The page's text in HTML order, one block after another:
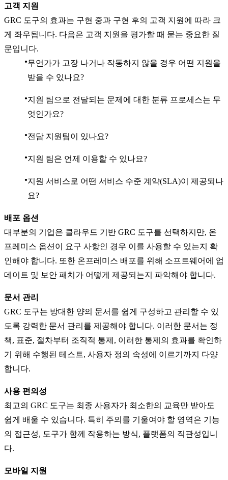
고객 지원
GRC 도구의 효과는 구현 중과 구현 후의 고객 지원에 따라 크
게 좌우됩니다. 다음은 고객 지원을 평가할 때 묻는 중요한 질
문입니다.
무언가가 고장 나거나 작동하지 않을 경우 어떤 지원을
받을 수 있나요?
지원 팀으로 전달되는 문제에 대한 분류 프로세스는 무
엇인가요?
전담 지원팀이 있나요?
지원 팀은 언제 이용할 수 있나요?
지원 서비스로 어떤 서비스 수준 계약(SLA)이 제공되나
요?
배포 옵션
대부분의 기업은 클라우드 기반 GRC 도구를 선택하지만, 온
프레미스 옵션이 요구 사항인 경우 이를 사용할 수 있는지 확
인해야 합니다. 또한 온프레미스 배포를 위해 소프트웨어에 업
데이트 및 보안 패치가 어떻게 제공되는지 파악해야 합니다.
문서 관리
GRC 도구는 방대한 양의 문서를 쉽게 구성하고 관리할 수 있
도록 강력한 문서 관리를 제공해야 합니다. 이러한 문서는 정
책, 표준, 절차부터 조직적 통제, 이러한 통제의 효과를 확인하
기 위해 수행된 테스트, 사용자 정의 속성에 이르기까지 다양
합니다.
사용 편의성
최고의 GRC 도구는 최종 사용자가 최소한의 교육만 받아도
쉽게 배울 수 있습니다. 특히 주의를 기울여야 할 영역은 기능
의 접근성, 도구가 함께 작용하는 방식, 플랫폼의 직관성입니
다.
모바일 지원